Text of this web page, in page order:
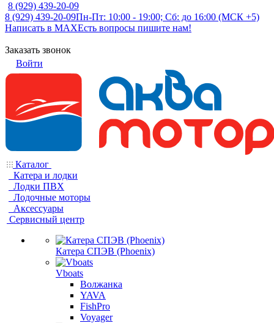
8 (929) 439-20-09
8 (929) 439-20-09Пн-Пт: 10:00 - 19:00; Сб: до 16:00 (МСК +5)
Написать в MAXЕсть вопросы пишите нам!
Заказать звонок
Войти
Каталог
Катера и лодки
Лодки ПВХ
Лодочные моторы
Аксессуары
Сервисный центр
Катера СПЭВ (Phoenix)
Vboats
Волжанка
YAVA
FishPro
Voyager